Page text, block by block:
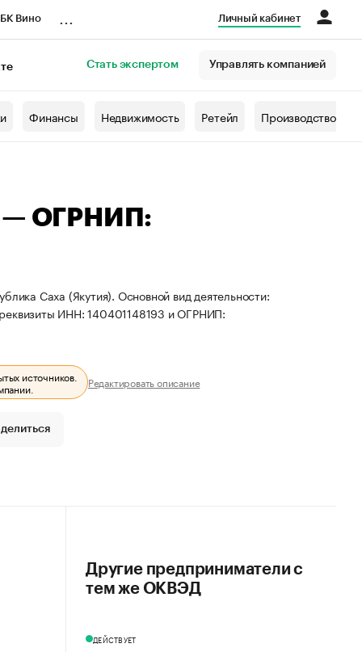
Вино Личный кабинет
Стать экспертом Управлять компанией
Финансы Недвижимость Ретейл Производство
— ОГРНИП:
Саха (Якутия). Основной вид деятельности:
ИНН: 140401148193 и ОГРНИП:
источников.
Редактировать описание
Другие предприниматели с
тем же ОКВЭД
ДЕЙСТВУЕТ